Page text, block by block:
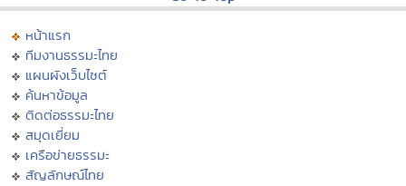
หน้าแรก
ทีมงานธรรมะไทย
แผนผังเว็บไซต์
ค้นหาข้อมูล
ติดต่อธรรมะไทย
สมุดเยี่ยม
เครือข่ายธรรมะ
สัญลักษณ์ไทย